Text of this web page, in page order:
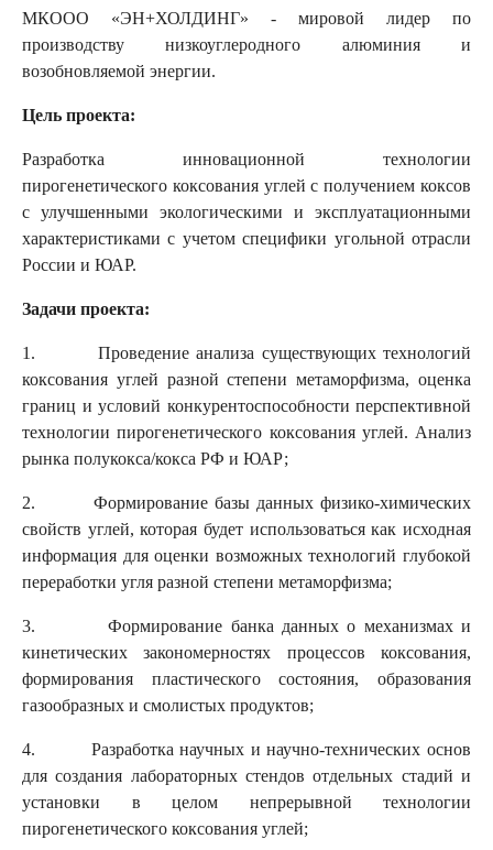
МКООО «ЭН+ХОЛДИНГ» - мировой лидер по
производству низкоуглеродного алюминия и
возобновляемой энергии.
Цель проекта:
Разработка инновационной технологии
пирогенетического коксования углей с получением коксов
с улучшенными экологическими и эксплуатационными
характеристиками с учетом специфики угольной отрасли
России и ЮАР.
Задачи проекта:
1. Проведение анализа существующих технологий
коксования углей разной степени метаморфизма, оценка
границ и условий конкурентоспособности перспективной
технологии пирогенетического коксования углей. Анализ
рынка полукокса/кокса РФ и ЮАР;
2. Формирование базы данных физико-химических
свойств углей, которая будет использоваться как исходная
информация для оценки возможных технологий глубокой
переработки угля разной степени метаморфизма;
3. Формирование банка данных о механизмах и
кинетических закономерностях процессов коксования,
формирования пластического состояния, образования
газообразных и смолистых продуктов;
4. Разработка научных и научно-технических основ
для создания лабораторных стендов отдельных стадий и
установки в целом непрерывной технологии
пирогенетического коксования углей;